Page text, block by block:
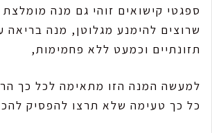
ספגטי קישואים זוהי גם מנה
שרוצים להימנע מגלוטן, מנה בריאה
תזונתיים וכמעט ללא פחמימות,
למעשה המנה הזו מתאימה לכל כך
כל כך טעימה שלא תרצו להפסיק